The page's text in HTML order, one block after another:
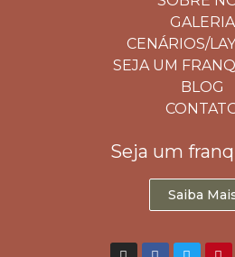
GALERIA
CENÁRIOS/
SEJA UM
BLOG
Seja um
Saiba